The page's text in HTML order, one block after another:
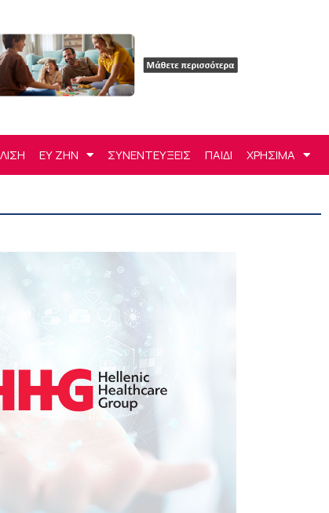
ΕΥ ΖΗΝ ΣΥΝΕΝΤΕΥΞΕΙΣ ΠΑΙΔΙ ΧΡΗΣΙΜΑ